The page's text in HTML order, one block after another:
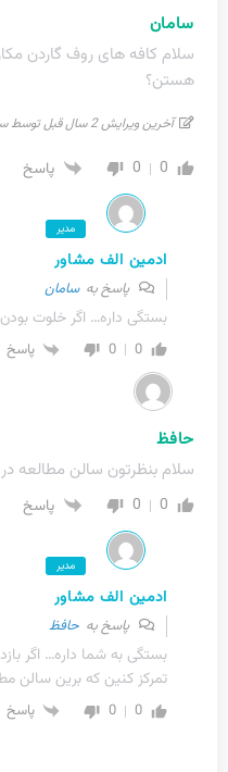
سامان
سلام کافه های روف گاردن
هستن؟
آخرین ویرایش 2 سال قبل توسط سامان
0
0 پاسخ
مدیر
ادمین الف مشاور
پاسخ بهسامان
بستگی داره… اگر خلوت
0
0 پاسخ
حافظ
سلام بنظرتون سالن مطالعه
0
0 پاسخ
مدیر
ادمین الف مشاور
پاسخ به حافظ
بستگی به شما داره… اگر
تمرکز کنین که برین سالن
0
0 پاسخ